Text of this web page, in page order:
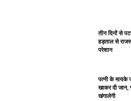
तीन दिनों से
हड़ताल से
परेशान
पत्नी के मायके
खाकर दी
खंगालेगी